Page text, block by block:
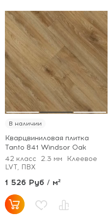
В наличии
Кварцвиниловая плитка
Tanto 841 Windsor Oak
42 класс
2.3 мм
Клеевое
LVT, ПВХ
1 526 Руб / м²